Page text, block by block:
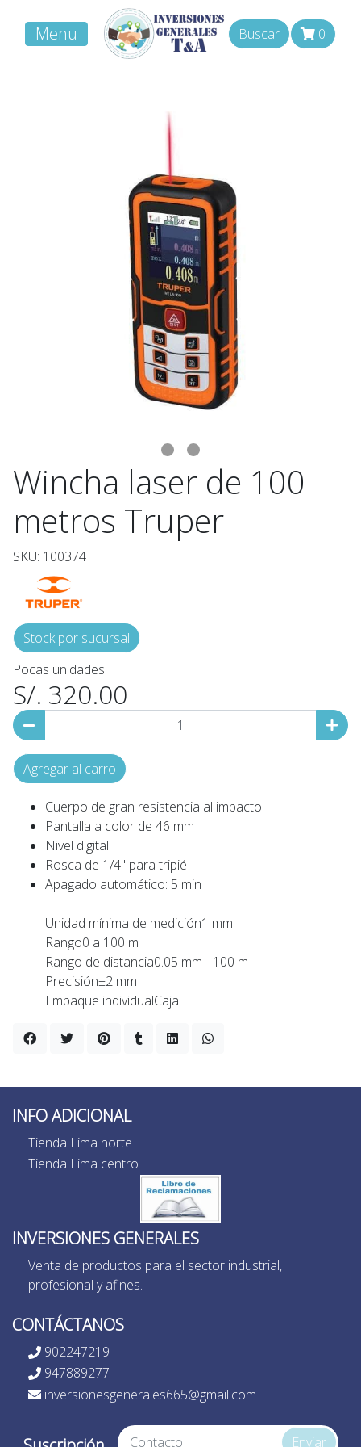
Menu Buscar 0
Wincha laser de 100
metros Truper
SKU: 100374
Stock por sucursal
Pocas unidades.
S/. 320.00
Agregar al carro
Cuerpo de gran resistencia al impacto
Pantalla a color de 46 mm
Nivel digital
Rosca de 1/4" para tripié
Apagado automático: 5 min
Unidad mínima de medición1 mm
Rango0 a 100 m
Rango de distancia0.05 mm - 100 m
Precisión±2 mm
Empaque individualCaja
INFO ADICIONAL
Tienda Lima norte
Tienda Lima centro
INVERSIONES GENERALES
Venta de productos para el sector industrial,
profesional y afines.
CONTÁCTANOS
902247219
947889277
inversionesgenerales665@gmail.com
Enviar